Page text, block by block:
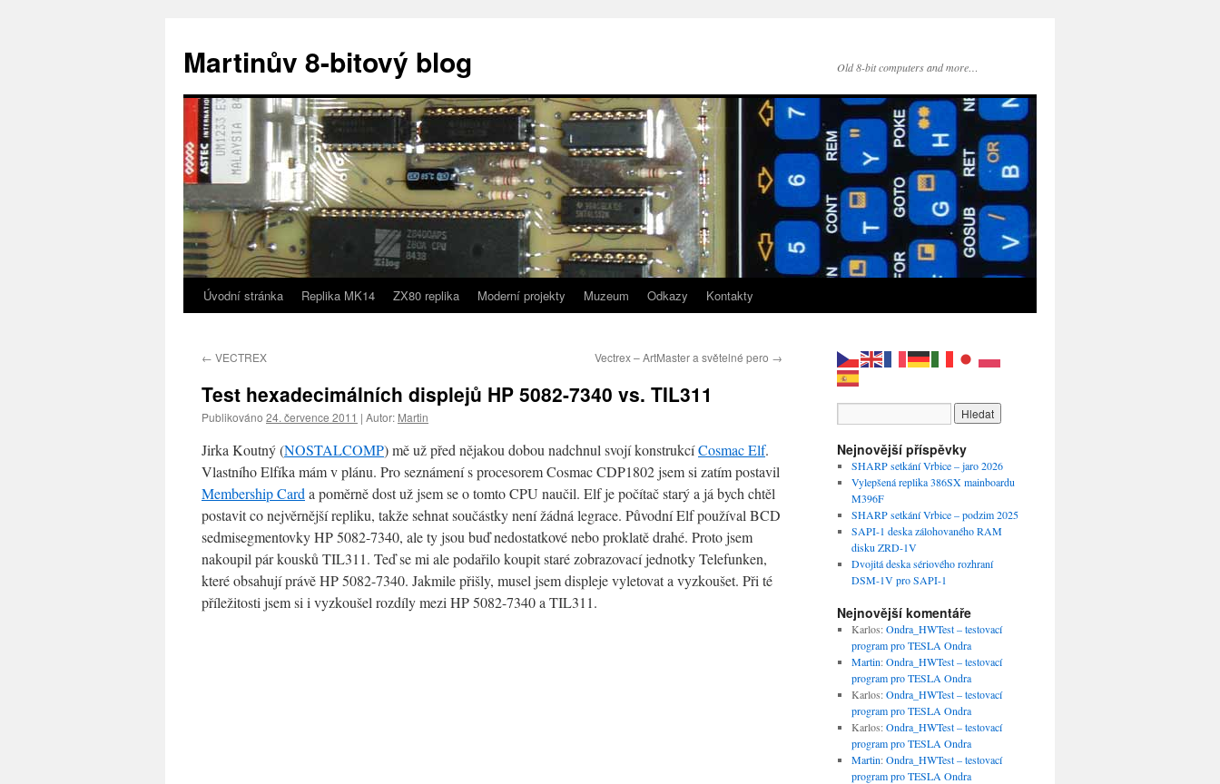
obsahu
webu
Martinův 8-bitový blog Old 8-bit computers and more…
Úvodní stránka Replika MK14 ZX80 replika Moderní projekty Muzeum Odkazy Kontakty
← VECTREX Vectrex – ArtMaster a světelné pero →
Test hexadecimálních displejů HP 5082-7340 vs. TIL311
Publikováno 24. července 2011 | Autor: Martin
Jirka Koutný (NOSTALCOMP) mě už před nějakou dobou nadchnul svojí konstrukcíCosmac Elf.
Vlastního Elfíka mám v plánu. Pro seznámení s procesorem Cosmac CDP1802 jsem si zatím postavil
Membership Card a poměrně dost už jsem se o tomto CPU naučil. Elf je počítač starý a já bych chtěl
postavit co nejvěrnější repliku, takže sehnat součástky není žádná legrace. Původní Elf používal BCD
sedmisegmentovky HP 5082-7340, ale ty jsou buď nedostatkové nebo proklatě drahé. Proto jsem
nakoupil pár kousků TIL311. Teď se mi ale podařilo koupit staré zobrazovací jednotky Telefunken,
které obsahují právě HP 5082-7340. Jakmile přišly, musel jsem displeje vyletovat a vyzkoušet. Při té
příležitosti jsem si i vyzkoušel rozdíly mezi HP 5082-7340 a TIL311.
Nejnovější příspěvky
SHARP setkání Vrbice – jaro 2026
Vylepšená replika 386SX mainboardu
M396F
SHARP setkání Vrbice – podzim 2025
SAPI-1 deska zálohovaného RAM
disku ZRD-1V
Dvojitá deska sériového rozhraní
DSM-1V pro SAPI-1
Nejnovější komentáře
Karlos:Ondra_HWTest – testovací
program pro TESLA Ondra
Martin:Ondra_HWTest – testovací
program pro TESLA Ondra
Karlos:Ondra_HWTest – testovací
program pro TESLA Ondra
Karlos:Ondra_HWTest – testovací
program pro TESLA Ondra
Martin:Ondra_HWTest – testovací
program pro TESLA Ondra